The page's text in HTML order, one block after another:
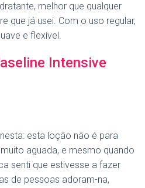
melhor que qualquer
que já usei. Com o uso regular,
e flexível.
Intensive
esta loção não é para
aguada, e mesmo quando
senti que estivesse a fazer
de pessoas adoram-na,